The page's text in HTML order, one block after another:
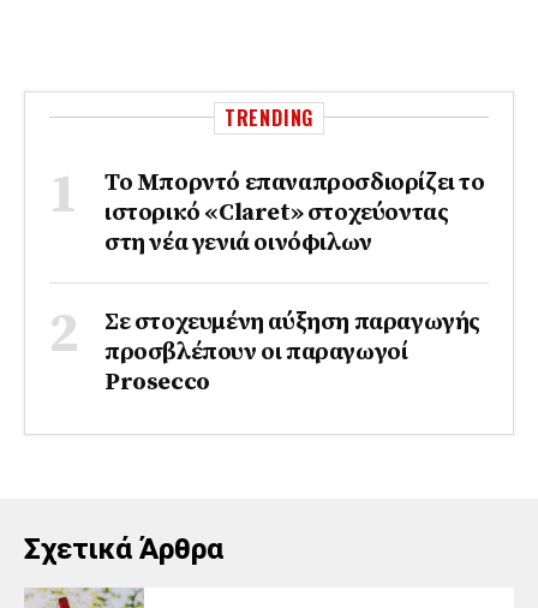
TRENDING
Το Μπορντό επαναπροσδιορίζει το
ιστορικό «Claret» στοχεύοντας
στη νέα γενιά οινόφιλων
Σε στοχευμένη αύξηση παραγωγής
προσβλέπουν οι παραγωγοί
Prosecco
Σχετικά Άρθρα